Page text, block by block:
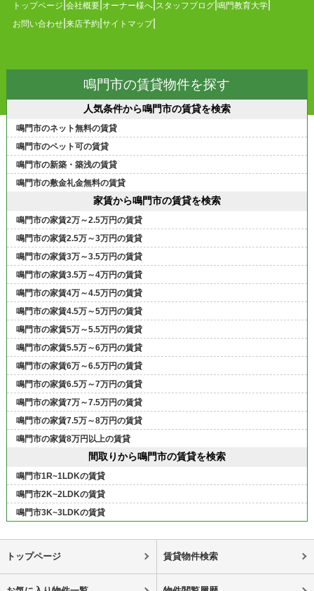
トップページ 会社概要 オーナー様へ スタッフブログ 鳴門教育大学
お問い合わせ 来店予約 サイトマップ
鳴門市の賃貸物件を探す
人気条件から鳴門市の賃貸を検索
鳴門市のネット無料の賃貸
鳴門市のペット可の賃貸
鳴門市の新築・築浅の賃貸
鳴門市の敷金礼金無料の賃貸
家賃から鳴門市の賃貸を検索
鳴門市の家賃2万～2.5万円の賃貸
鳴門市の家賃2.5万～3万円の賃貸
鳴門市の家賃3万～3.5万円の賃貸
鳴門市の家賃3.5万～4万円の賃貸
鳴門市の家賃4万～4.5万円の賃貸
鳴門市の家賃4.5万～5万円の賃貸
鳴門市の家賃5万～5.5万円の賃貸
鳴門市の家賃5.5万～6万円の賃貸
鳴門市の家賃6万～6.5万円の賃貸
鳴門市の家賃6.5万～7万円の賃貸
鳴門市の家賃7万～7.5万円の賃貸
鳴門市の家賃7.5万～8万円の賃貸
鳴門市の家賃8万円以上の賃貸
間取りから鳴門市の賃貸を検索
鳴門市1R~1LDKの賃貸
鳴門市2K~2LDKの賃貸
鳴門市3K~3LDKの賃貸
トップページ 賃貸物件検索